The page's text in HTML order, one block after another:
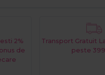
2%
de
Transport Gratuit
peste